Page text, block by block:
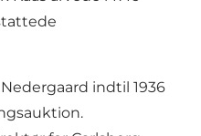
indtil 1936